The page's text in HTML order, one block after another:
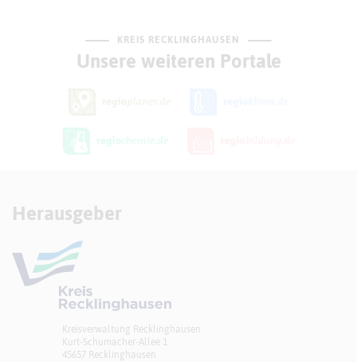
KREIS RECKLINGHAUSEN
Unsere weiteren Portale
Herausgeber
Kreisverwaltung Recklinghausen
Kurt-Schumacher-Allee 1
45657 Recklinghausen